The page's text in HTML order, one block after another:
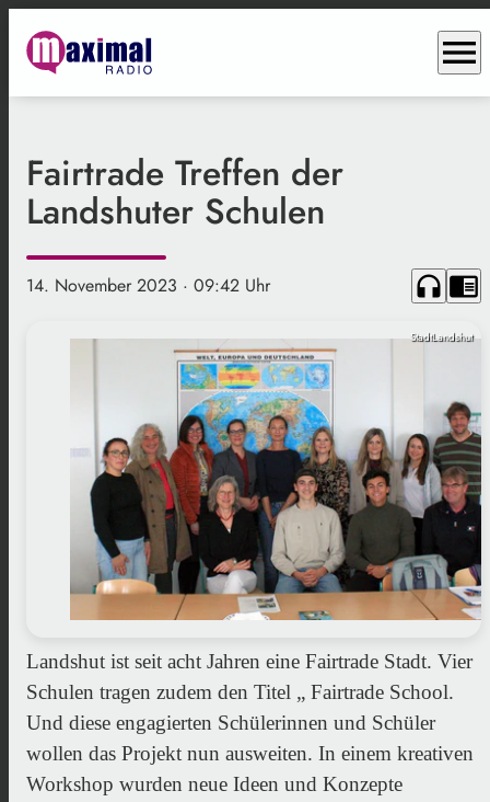
menu
Fairtrade Treffen der
Landshuter Schulen
14. November 2023 · 09:42 Uhr headphones chrome_reader_mode
StadtLandshut
Landshut ist seit acht Jahren eine Fairtrade Stadt. Vier
Schulen tragen zudem den Titel „ Fairtrade School.
Und diese engagierten Schülerinnen und Schüler
wollen das Projekt nun ausweiten. In einem kreativen
Workshop wurden neue Ideen und Konzepte